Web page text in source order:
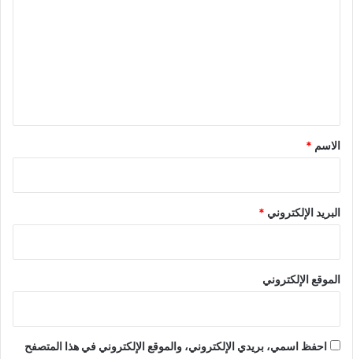
*
الاسم *
البريد الإلكتروني *
الموقع الإلكتروني
احفظ اسمي، بريدي الإلكتروني، والموقع الإلكتروني في هذا المتصفح